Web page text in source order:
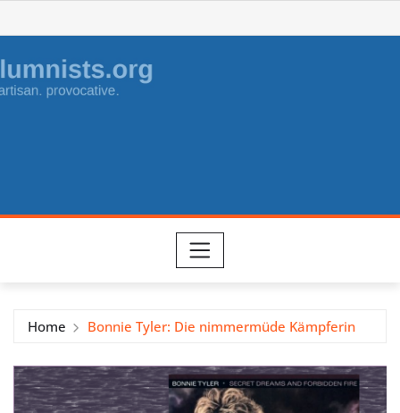
to
content
Home Bonnie Tyler: Die nimmermüde Kämpferin